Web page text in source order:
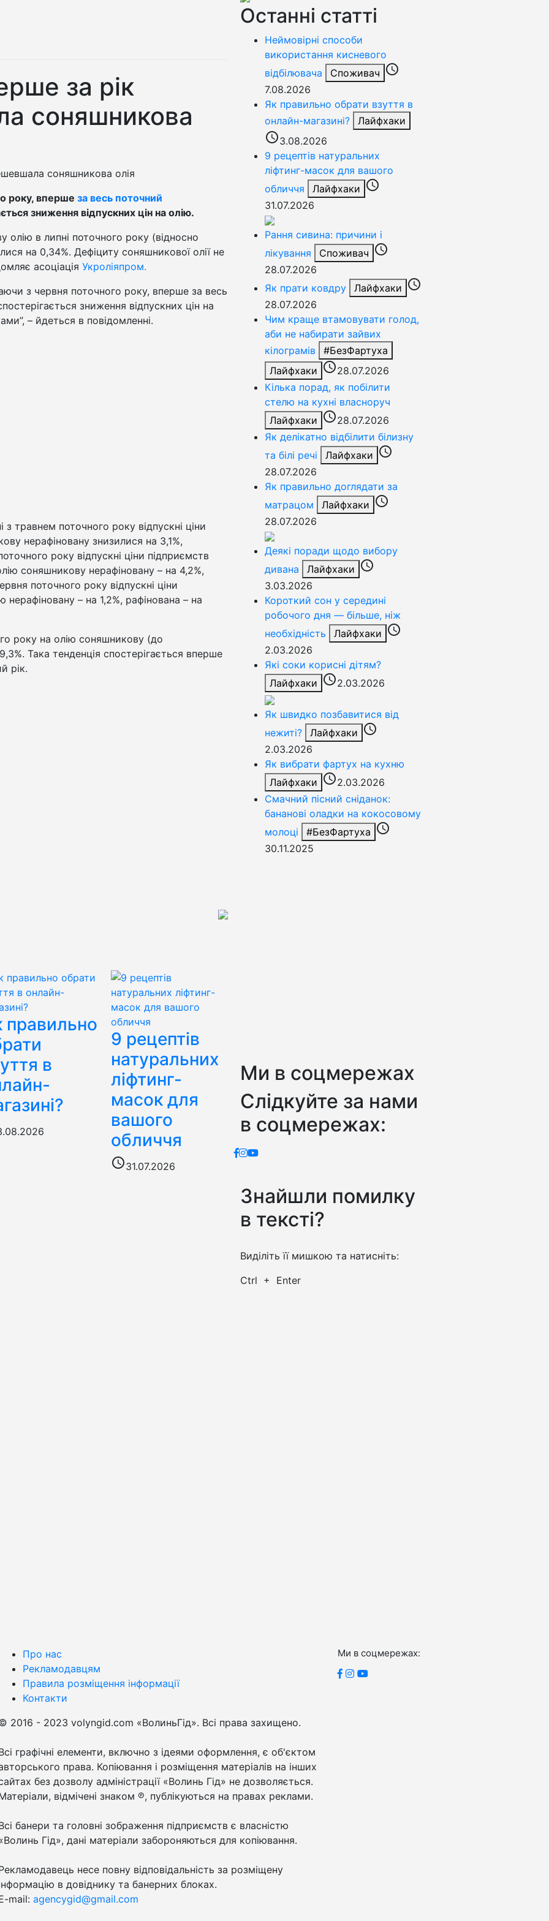
за рік
соняшникова
року, вперше за весь поточний
зниження відпускних цін на олію.
олію в липні поточного року (відносно
на 0,34%. Дефіциту соняшникової олії не
асоціація Укроліяпром.
з червня поточного року, вперше за весь
зниження відпускних цін на
– йдеться в повідомленні.
з травнем поточного року відпускні ціни
нерафіновану знизилися на 3,1%,
року відпускні ціни підприємств
соняшникову нерафіновану – на 4,2%,
поточного року відпускні ціни
нерафіновану – на 1,2%, рафінована – на
року на олію соняшникову (до
Така тенденція спостерігається вперше
рік.
правильно
в
9 рецептів
натуральних
ліфтинг-
масок для
вашого
обличчя
access_time31.07.2026
Останні статті
Неймовірні способи
використання кисневого
відбілювача
Споживач access_time
7.08.2026
Як правильно обрати взуття в
онлайн-магазині?
Лайфхаки
access_time3.08.2026
9 рецептів натуральних
ліфтинг-масок для вашого
обличчя
Лайфхаки access_time
31.07.2026
Рання сивина: причини і
лікування
Споживач access_time
28.07.2026
Як прати ковдру
Лайфхаки access_time
28.07.2026
Чим краще втамовувати голод,
аби не набирати зайвих
кілограмів
#БезФартуха
Лайфхаки access_time28.07.2026
Кілька порад, як побілити
стелю на кухні власноруч
Лайфхаки access_time28.07.2026
Як делікатно відбілити білизну
та білі речі
Лайфхаки access_time
28.07.2026
Як правильно доглядати за
матрацом
Лайфхаки access_time
28.07.2026
Деякі поради щодо вибору
дивана
Лайфхаки access_time
3.03.2026
Короткий сон у середині
робочого дня — більше, ніж
необхідність
Лайфхаки access_time
2.03.2026
Які соки корисні дітям?
Лайфхаки access_time2.03.2026
Як швидко позбавитися від
нежиті?
Лайфхаки access_time
2.03.2026
Як вибрати фартух на кухню
Лайфхаки access_time2.03.2026
Смачний пісний сніданок:
бананові оладки на кокосовому
молоці
#БезФартуха access_time
30.11.2025
Ми в соцмережах
Слідкуйте за нами
в соцмережах:
Знайшли помилку
в тексті?
Виділіть її мишкою та натисніть:
Ctrl + Enter
Про нас
Рекламодавцям
Правила розміщення інформації
Контакти
2016 - 2023 volyngid.com «ВолиньГід». Всі права захищено.
графічні елементи, включно з ідеями оформлення, є об'єктом
права. Копіювання і розміщення матеріалів на інших
без дозволу адміністрації «Волинь Гід» не дозволяється.
відмічені знаком ℗, публікуються на правах реклами.
банери та головні зображення підприємств є власністю
Гід», дані матеріали забороняються для копіювання.
несе повну відповідальність за розміщену
в довіднику та банерних блоках.
mail: agencygid@gmail.com
Ми в соцмережах: